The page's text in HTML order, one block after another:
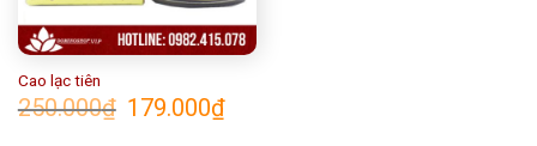
Cao lạc tiên
250.000₫
Giá
gốc
179.000₫Giá
hiện